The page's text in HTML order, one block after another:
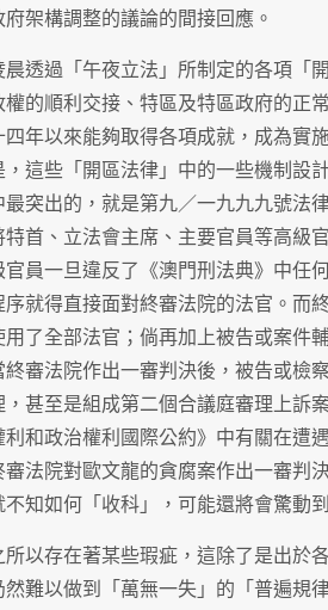
架構調整的議論的間接回應。
透過「午夜立法」所制定的各項「
的順利交接、特區及特區政府的正
年以來能夠取得各項成就，成為實
這些「開區法律」中的一些機制設
突出的，就是第九／一九九九號法
首、立法會主席、主要官員等高級
官員一旦違反了《澳門刑法典》中任
就得直接面對終審法院的法官。而
了全部法官；倘再加上被告或案件
審法院作出一審判決後，被告或檢
，甚至是組成第二個合議庭審理上訴
和政治權利國際公約》中有關在遭
法院對歐文龍的貪腐案作出一審判
知如何「收科」，可能還將會驚動
以存在著某些瑕疵，這除了是出於
難以做到「萬無一失」的「普遍規